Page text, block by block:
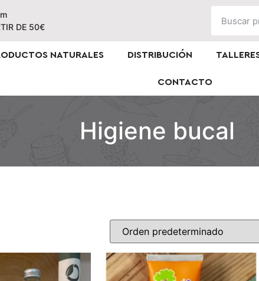
DE 50€
NATURALES DISTRIBUCIÓN
CONTACTO
Higiene bucal